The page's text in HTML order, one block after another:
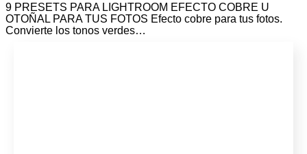
9 PRESETS PARA LIGHTROOM EFECTO COBRE U
OTOÑAL PARA TUS FOTOS Efecto cobre para tus fotos.
Convierte los tonos verdes…